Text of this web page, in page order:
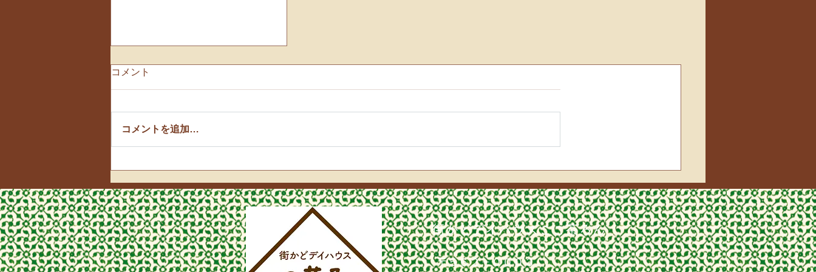
朗読
コメント
コメントを追加…
街かどデイハウスここ茶ろん
〒５６２－０００３